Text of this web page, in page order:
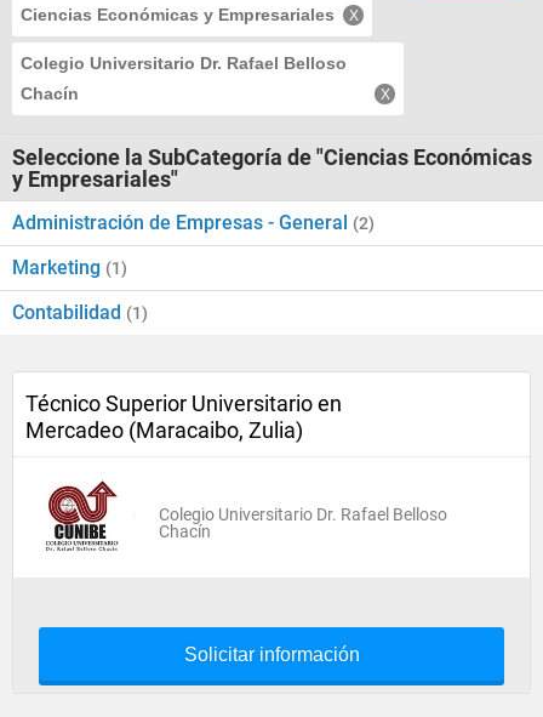
Ciencias Económicas y Empresariales
Colegio Universitario Dr. Rafael Belloso
Chacín
Seleccione la SubCategoría de "Ciencias Económicas
y Empresariales"
Administración de Empresas - General (2)
Marketing (1)
Contabilidad (1)
Técnico Superior Universitario en
Mercadeo (Maracaibo, Zulia)
Colegio Universitario Dr. Rafael Belloso
Chacín
Solicitar información